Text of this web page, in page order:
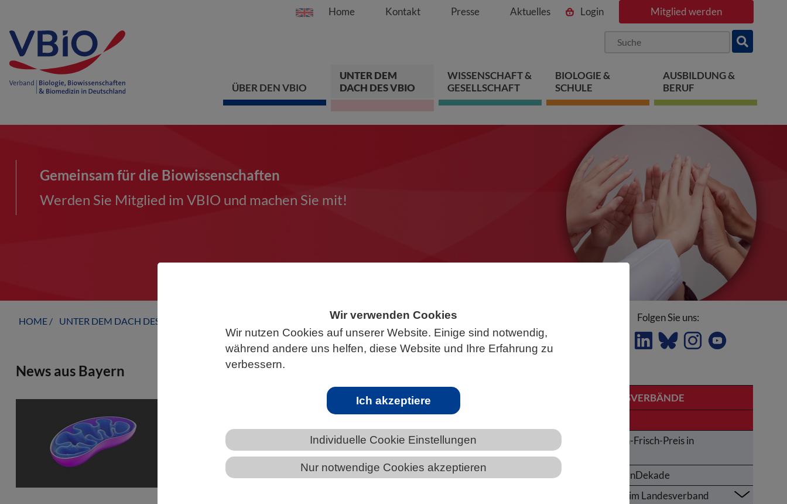
Wir verwenden Cookies
Wir nutzen Cookies auf unserer Website. Einige sind notwendig,
während andere uns helfen, diese Website und Ihre Erfahrung zu
verbessern.
Ich akzeptiere
Individuelle Cookie Einstellungen
Nur notwendige Cookies akzeptieren
Springe direkt zu:
Zum Hauptinhalt springen
Zur Hauptnavigation springen
Zur Footer-Navigation springen
Home Kontakt Presse Aktuelles Login Mitglied werden
ÜBER DEN VBIO
UNTER DEM
DACH DES VBIO
WISSENSCHAFT &
GESELLSCHAFT
BIOLOGIE &
SCHULE
AUSBILDUNG &
BERUF
Gemeinsam für die Biowissenschaften
Werden Sie Mitglied im VBIO und machen Sie mit!
HOME UNTER DEM DACH DES VBIO News aus Bayern
News aus Bayern
WISSENSCHAFT | 06.08.2026
Mitochondrien als Sensor für lebenswichtiges Eisenmolekül
entlarvt
Häm, eine bioaktive Form von Eisen, hat in der Zelle zahlreiche
essenzielle Funktionen: Als zentraler Bestandteil des roten
Folgen Sie uns:
LANDESVERBÄNDE
Karl-von-Frisch-Preis in
UNOzeanDekade
Themen im Landesverband